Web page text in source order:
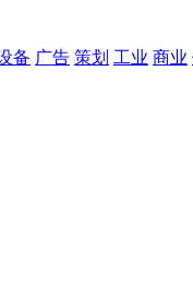
备 广告 策划 工业 商业